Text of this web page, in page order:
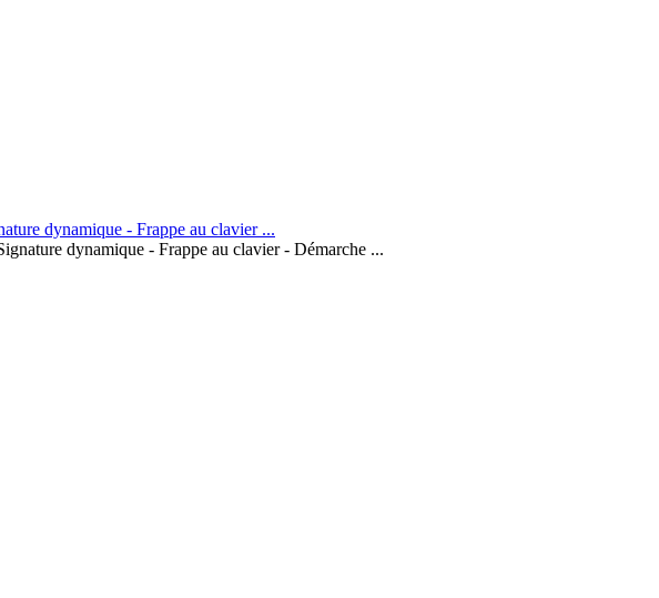
dynamique - Frappe au clavier - Démarche ...